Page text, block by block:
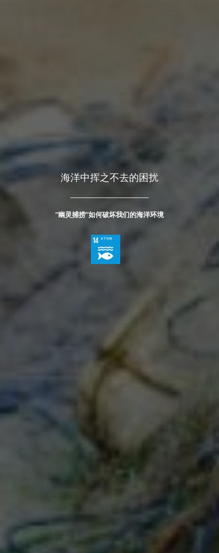
海洋中挥之不去的困扰
“幽灵捕捞”如何破坏我们的海洋环境